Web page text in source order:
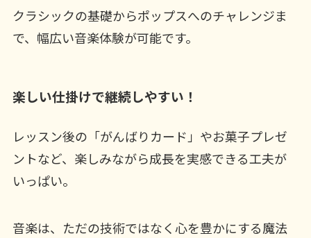
クラシックの基礎からポップスへのチャレンジま
で、幅広い音楽体験が可能です。
楽しい仕掛けで継続しやすい！
レッスン後の「がんばりカード」やお菓子プレゼ
ントなど、楽しみながら成長を実感できる工夫が
いっぱい。
音楽は、ただの技術ではなく心を豊かにする魔法